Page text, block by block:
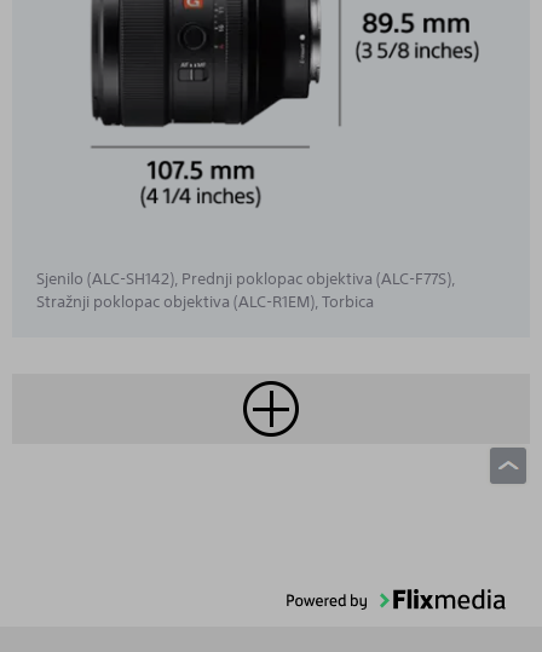
Sjenilo (ALC-SH142), Prednji poklopac objektiva (ALC-F77S),
Stražnji poklopac objektiva (ALC-R1EM), Torbica